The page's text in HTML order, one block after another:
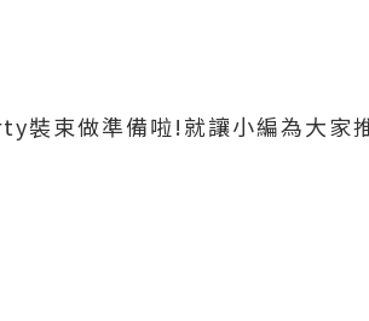
裝束做準備啦!就讓小編為大家